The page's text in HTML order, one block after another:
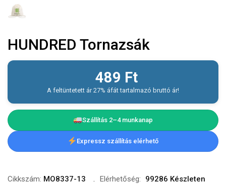
HUNDRED Tornazsák
489 Ft
A feltüntetett ár 27% áfát tartalmazó bruttó ár!
Szállítás 2–4 munkanap
Expressz szállítás elérhető
Cikkszám: MO8337-13 Elérhetőség: 99286 Készleten